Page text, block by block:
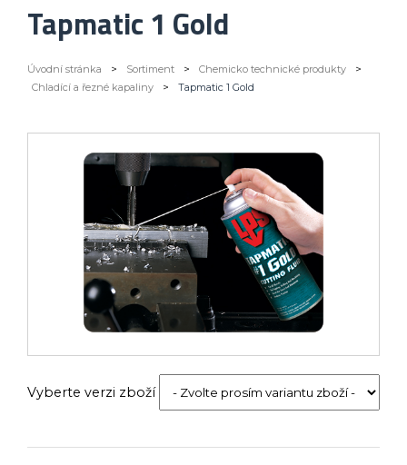
Tapmatic 1 Gold
Úvodní stránka > Sortiment > Chemicko technické produkty
>
Chladící a řezné kapaliny
> Tapmatic 1 Gold
Vyberte verzi zboží